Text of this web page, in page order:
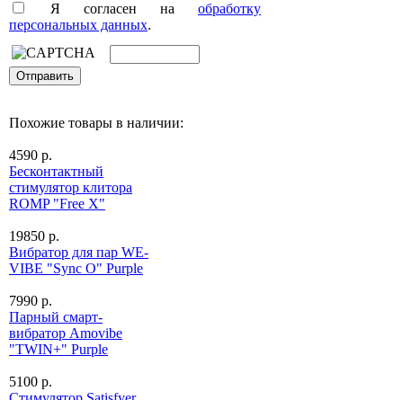
Я согласен на обработку
персональных данных.
Похожие товары в наличии:
4590 р.
Бесконтактный
стимулятор клитора
ROMP "Free X"
19850 р.
Вибратор для пар WE-
VIBE "Sync O" Purple
7990 р.
Парный смарт-
вибратор Amovibe
"TWIN+" Purple
5100 р.